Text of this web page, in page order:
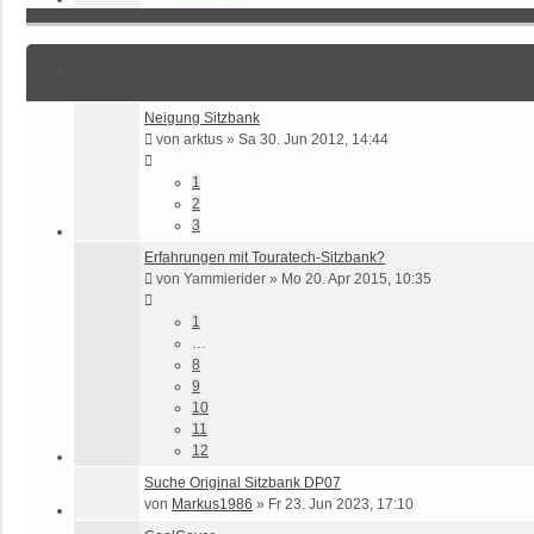
Neigung Sitzbank
von arktus » Sa 30. Jun 2012, 14:44
1
2
3
Erfahrungen mit Touratech-Sitzbank?
von Yammierider » Mo 20. Apr 2015, 10:35
1
8
9
10
11
12
Suche Original Sitzbank DP07
von Markus1986 » Fr 23. Jun 2023, 17:10